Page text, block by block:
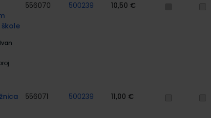
556070 500239 10,50 €
556071 500239 11,00 €